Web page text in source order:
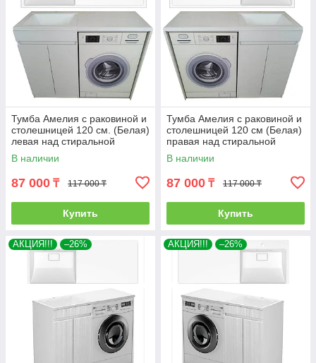
Тумба Амелия с раковиной и
столешницей 120 см. (Белая)
левая над стиральной
машиной. РФ
В наличии
87 000 ₸ 117 000 ₸
Купить
Тумба Амелия с раковиной и
столешницей 120 см (Белая)
правая над стиральной
машиной. РФ
В наличии
87 000 ₸ 117 000 ₸
Купить
АКЦИЯ!!! –26% АКЦИЯ!!! –26%